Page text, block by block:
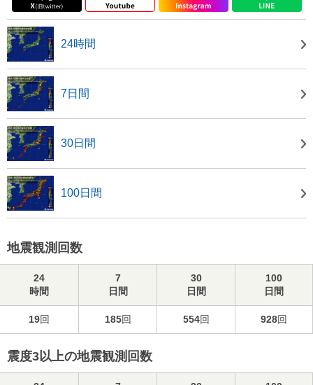
24時間
7日間
30日間
100日間
地震観測回数
24
時間
7
日間
30
日間
100
日間
19回 185回 554回 928回
震度3以上の地震観測回数